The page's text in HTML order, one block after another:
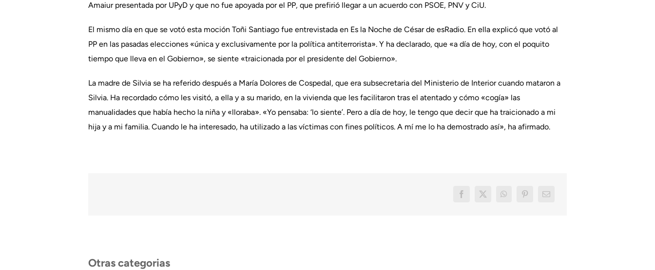
Amaiur presentada por UPyD y que no fue apoyada por el PP, que prefirió llegar a un acuerdo con PSOE, PNV y CiU.
El mismo día en que se votó esta moción Toñi Santiago fue entrevistada en Es la Noche de César de esRadio. En ella explicó que votó al
PP en las pasadas elecciones «única y exclusivamente por la política antiterrorista». Y ha declarado, que «a día de hoy, con el poquito
tiempo que lleva en el Gobierno», se siente «traicionada por el presidente del Gobierno».
La madre de Silvia se ha referido después a María Dolores de Cospedal, que era subsecretaria del Ministerio de Interior cuando mataron a
Silvia. Ha recordado cómo les visitó, a ella y a su marido, en la vivienda que les facilitaron tras el atentado y cómo «cogía» las
manualidades que había hecho la niña y «lloraba». «Yo pensaba: ‘lo siente’. Pero a día de hoy, le tengo que decir que ha traicionado a mi
hija y a mi familia. Cuando le ha interesado, ha utilizado a las víctimas con fines políticos. A mí me lo ha demostrado así», ha afirmado.
Otras categorias